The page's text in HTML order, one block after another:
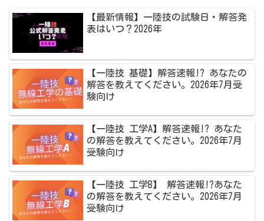
【最新情報】一陸技の試験日・解答発
表はいつ？2026年
【一陸技 基礎】解答速報!? あなたの
解答を教えてください。2026年7月受
験向け
【一陸技 工学A】解答速報!? あなた
の解答を教えてください。2026年7月
受験向け
【一陸技 工学B】 解答速報!?あなた
の解答を教えてください。2026年7月
受験向け